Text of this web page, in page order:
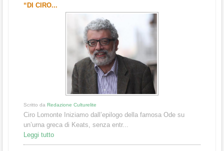
“DI CIRO...
Scritto da Redazione Culturelite
Ciro Lomonte Iniziamo dall’epilogo della famosa Ode su
un’urna greca di Keats, senza entr...
Leggi tutto